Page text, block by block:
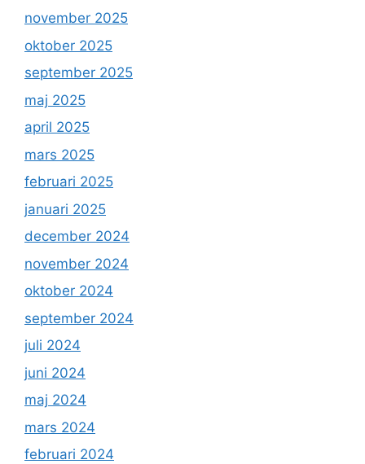
november 2025
oktober 2025
september 2025
maj 2025
april 2025
mars 2025
februari 2025
januari 2025
december 2024
november 2024
oktober 2024
september 2024
juli 2024
juni 2024
maj 2024
mars 2024
februari 2024